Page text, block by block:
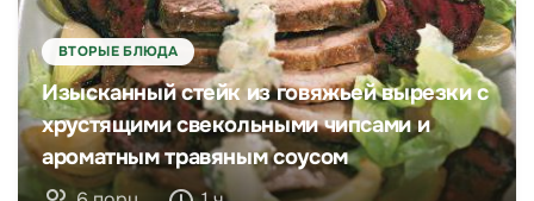
ВТОРЫЕ БЛЮДА
Изысканный стейк из говяжьей вырезки с
хрустящими свекольными чипсами и
ароматным травяным соусом